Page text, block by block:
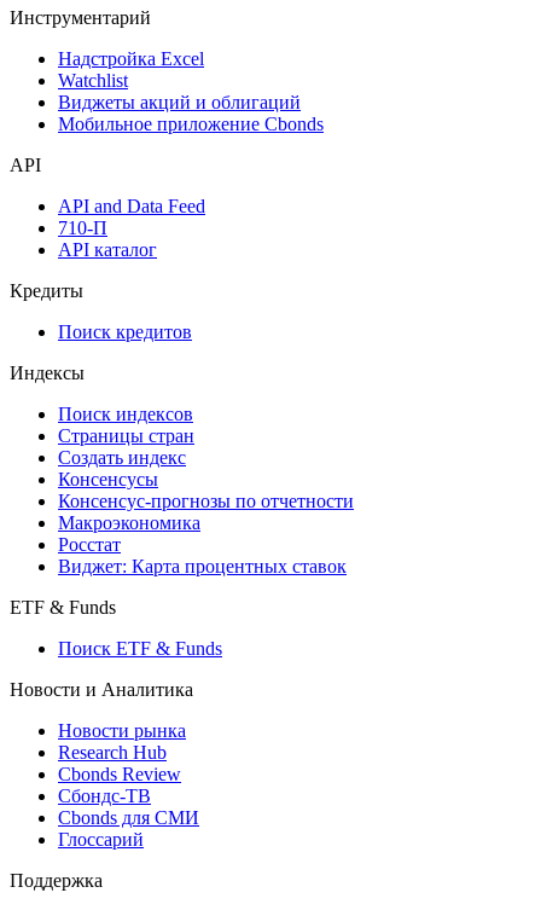
Инструментарий
Надстройка Excel
Watchlist
Виджеты акций и облигаций
Мобильное приложение Cbonds
API
API and Data Feed
710-П
API каталог
Кредиты
Поиск кредитов
Индексы
Поиск индексов
Страницы стран
Создать индекс
Консенсусы
Консенсус-прогнозы по отчетности
Макроэкономика
Росстат
Виджет: Карта процентных ставок
ETF & Funds
Поиск ETF & Funds
Новости и Аналитика
Новости рынка
Research Hub
Cbonds Review
Сбондс-ТВ
Cbonds для СМИ
Глоссарий
Поддержка